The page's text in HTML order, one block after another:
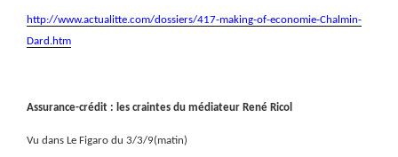
http://www.actualitte.com/dossiers/417-making-of-economie-Chalmin-
Dard.htm
Assurance-crédit : les craintes du médiateur René Ricol
Vu dans Le Figaro du 3/3/9(matin)